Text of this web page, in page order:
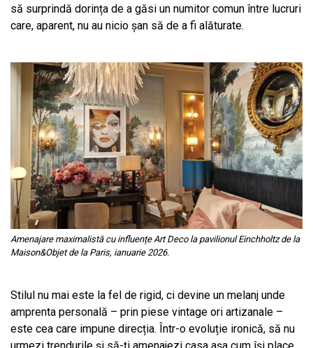
să surprindă dorința de a găsi un numitor comun între lucruri
care, aparent, nu au nicio șan să de a fi alăturate.
Amenajare maximalistă cu influențe Art Deco la pavilionul Einchholtz de la
Maison&Objet de la Paris, ianuarie 2026.
Stilul nu mai este la fel de rigid, ci devine un melanj unde
amprenta personală – prin piese vintage ori artizanale –
este cea care impune direcția. Într-o evoluție ironică, să nu